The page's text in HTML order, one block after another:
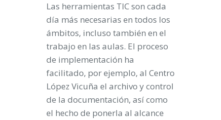
Las herramientas TIC son cada
día más necesarias en todos los
ámbitos, incluso también en el
trabajo en las aulas. El proceso
de implementación ha
facilitado, por ejemplo, al Centro
López Vicuña el archivo y control
de la documentación, así como
el hecho de ponerla al alcance